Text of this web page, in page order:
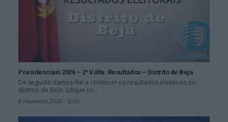
Presidenciais 2026 – 2ª Volta: Resultados – Distrito de Beja
De seguida damos-lhe a conhecer os resultados eleitorais no
distrito de Beja. (clique no...
8 Fevereiro, 2026 - 20:01